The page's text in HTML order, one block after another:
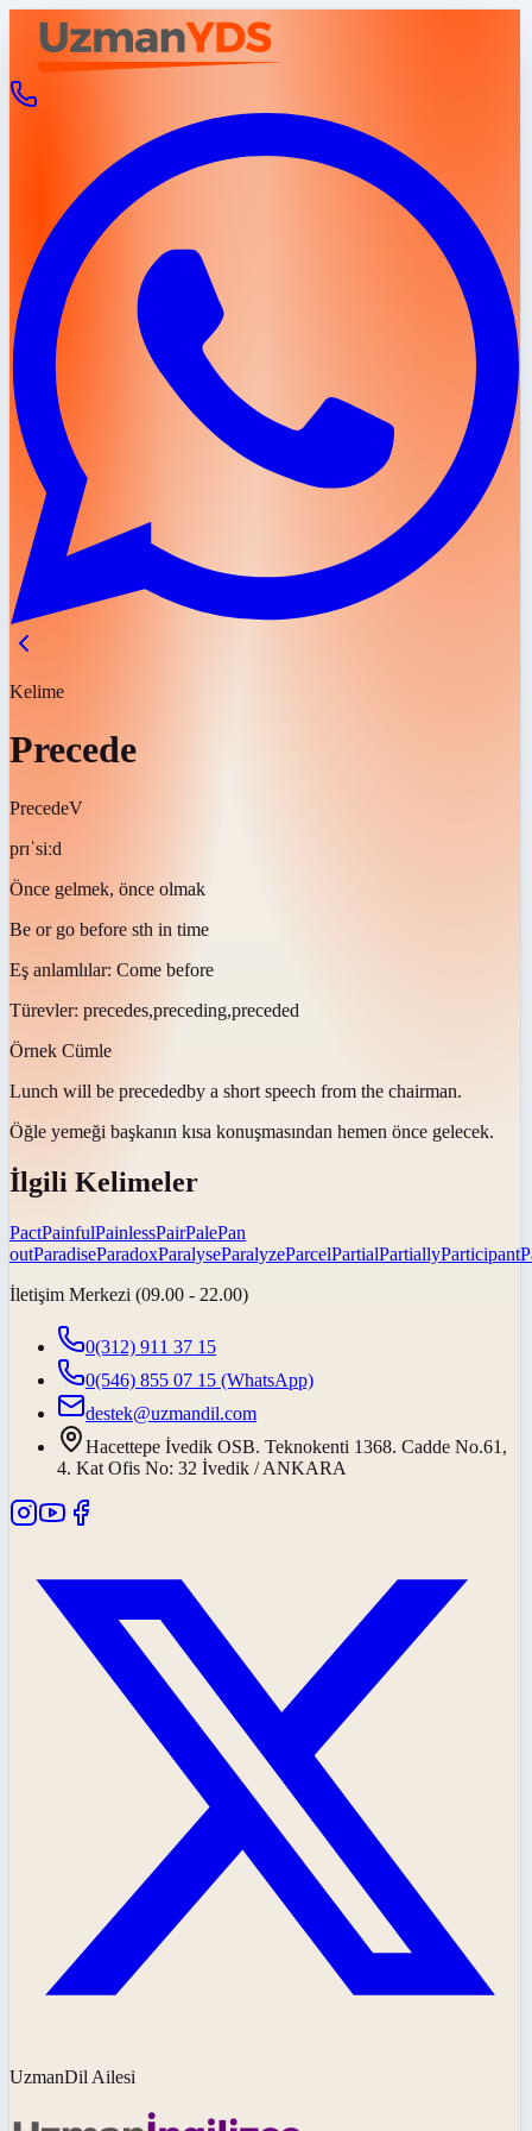
Kelime
Precede
PrecedeV
prɪˈsiːd
Önce gelmek, önce olmak
Be or go before sth in time
Eş anlamlılar: Come before
Türevler: precedes,preceding,preceded
Örnek Cümle
Lunch will be precededby a short speech from the chairman.
Öğle yemeği başkanın kısa konuşmasından hemen önce gelecek.
İlgili Kelimeler
PactPainfulPainlessPairPalePan
outParadiseParadoxParalyseParalyzeParcelPartialPartiallyParticipant
İletişim Merkezi (09.00 - 22.00)
0(312) 911 37 15
0(546) 855 07 15 (WhatsApp)
destek@uzmandil.com
Hacettepe İvedik OSB. Teknokenti 1368. Cadde No.61,
4. Kat Ofis No: 32 İvedik / ANKARA
UzmanDil Ailesi